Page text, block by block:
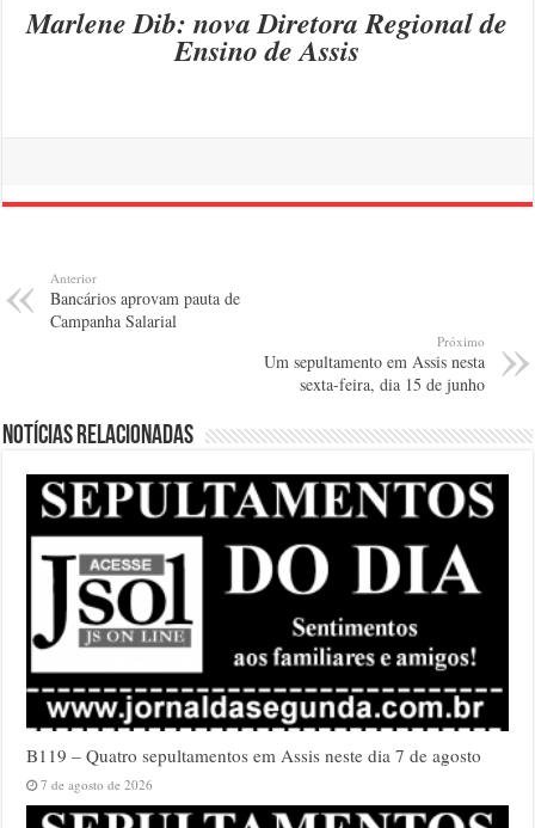
Marlene Dib: nova Diretora Regional de
Ensino de Assis
Anterior
Bancários aprovam pauta de
Campanha Salarial
Próximo
Um sepultamento em Assis nesta
sexta-feira, dia 15 de junho
Notícias relacionadas
B119 – Quatro sepultamentos em Assis neste dia 7 de agosto
7 de agosto de 2026